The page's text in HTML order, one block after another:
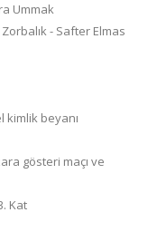
Ummak
- Safter Elmas
kimlik beyanı
gösteri maçı ve
Kat